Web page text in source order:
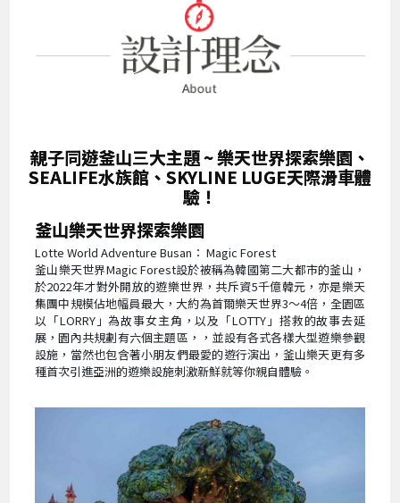
親子同遊釜山三大主題 ~ 樂天世界探索樂園、
SEALIFE水族館、SKYLINE LUGE天際滑車體
驗！
釜山樂天世界探索樂園
Lotte World Adventure Busan： Magic Forest
釜山樂天世界Magic Forest設於被稱為韓國第二大都市的釜山，
於2022年才對外開放的遊樂世界，共斥資5千億韓元，亦是樂天
集團中規模佔地幅員最大，大約為首爾樂天世界3～4倍，全園區
以「LORRY」為故事女主角，以及「LOTTY」搭救的故事去延
展，園內共規劃有六個主題區，，並設有各式各樣大型遊樂參觀
設施，當然也包含著小朋友們最愛的遊行演出，釜山樂天更有多
種首次引進亞洲的遊樂設施刺激新鮮就等你親自體驗。